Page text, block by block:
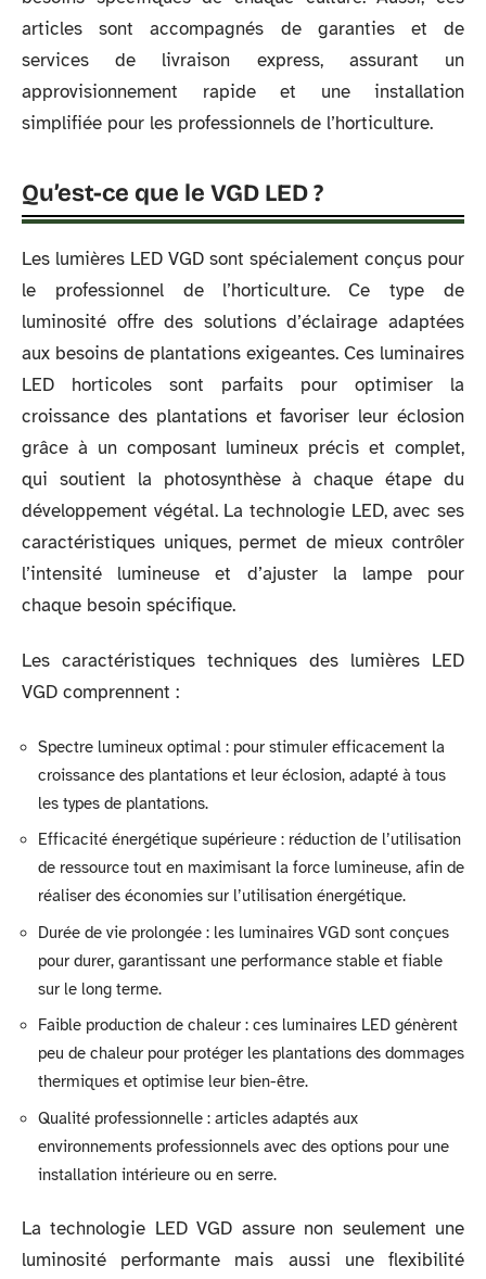
articles sont accompagnés de garanties et de
services de livraison express, assurant un
approvisionnement rapide et une installation
simplifiée pour les professionnels de l’horticulture.
Qu’est-ce que le VGD LED ?
Les lumières LED VGD sont spécialement conçus pour
le professionnel de l’horticulture. Ce type de
luminosité offre des solutions d’éclairage adaptées
aux besoins de plantations exigeantes. Ces luminaires
LED horticoles sont parfaits pour optimiser la
croissance des plantations et favoriser leur éclosion
grâce à un composant lumineux précis et complet,
qui soutient la photosynthèse à chaque étape du
développement végétal. La technologie LED, avec ses
caractéristiques uniques, permet de mieux contrôler
l’intensité lumineuse et d’ajuster la lampe pour
chaque besoin spécifique.
Les caractéristiques techniques des lumières LED
VGD comprennent :
Spectre lumineux optimal : pour stimuler efficacement la
croissance des plantations et leur éclosion, adapté à tous
les types de plantations.
Efficacité énergétique supérieure : réduction de l’utilisation
de ressource tout en maximisant la force lumineuse, afin de
réaliser des économies sur l’utilisation énergétique.
Durée de vie prolongée : les luminaires VGD sont conçues
pour durer, garantissant une performance stable et fiable
sur le long terme.
Faible production de chaleur : ces luminaires LED génèrent
peu de chaleur pour protéger les plantations des dommages
thermiques et optimise leur bien-être.
Qualité professionnelle : articles adaptés aux
environnements professionnels avec des options pour une
installation intérieure ou en serre.
La technologie LED VGD assure non seulement une
luminosité performante mais aussi une flexibilité